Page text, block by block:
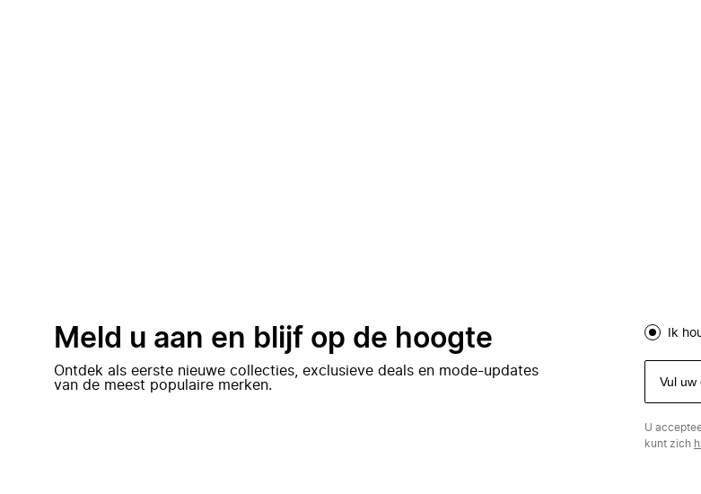
Meld u aan en blijf op de hoogte
Ontdek als eerste nieuwe collecties, exclusieve deals en mode-updates
van de meest populaire merken.
Ik
U
kunt zich